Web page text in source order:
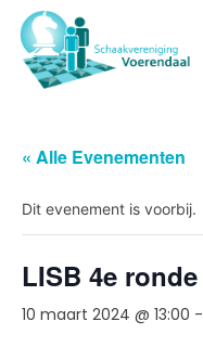
« Alle Evenementen
Dit evenement is voorbij.
LISB 4e ronde
10 maart 2024 @ 13:00 -